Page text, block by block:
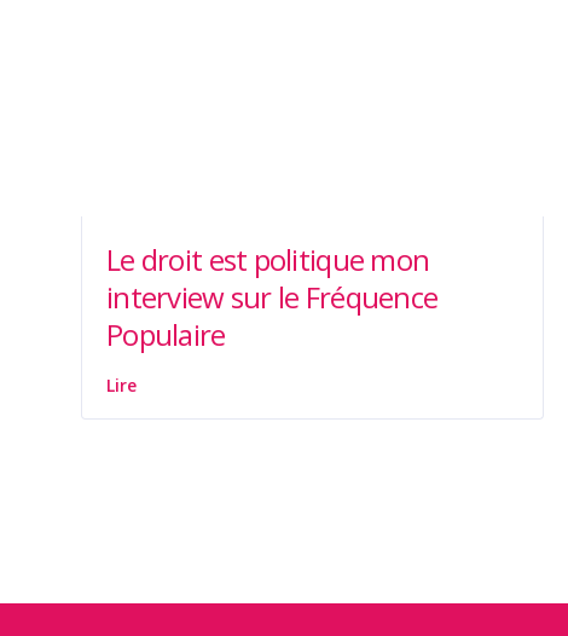
Le droit est politique mon
interview sur le Fréquence
Populaire
Lire